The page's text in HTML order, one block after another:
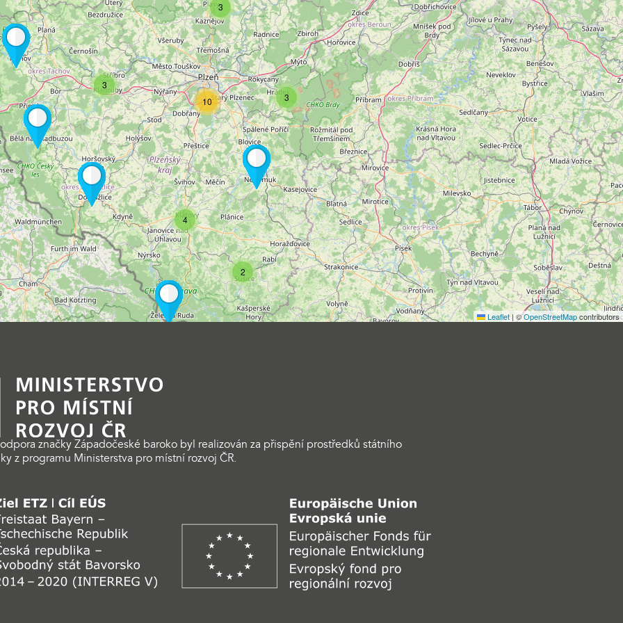
2
3
3
4
10
3
Leaflet | ©OpenStreetMapcontributors
značky Západočeské baroko byl realizován za přispění prostředků státního
z programu Ministerstva pro místní rozvoj ČR.